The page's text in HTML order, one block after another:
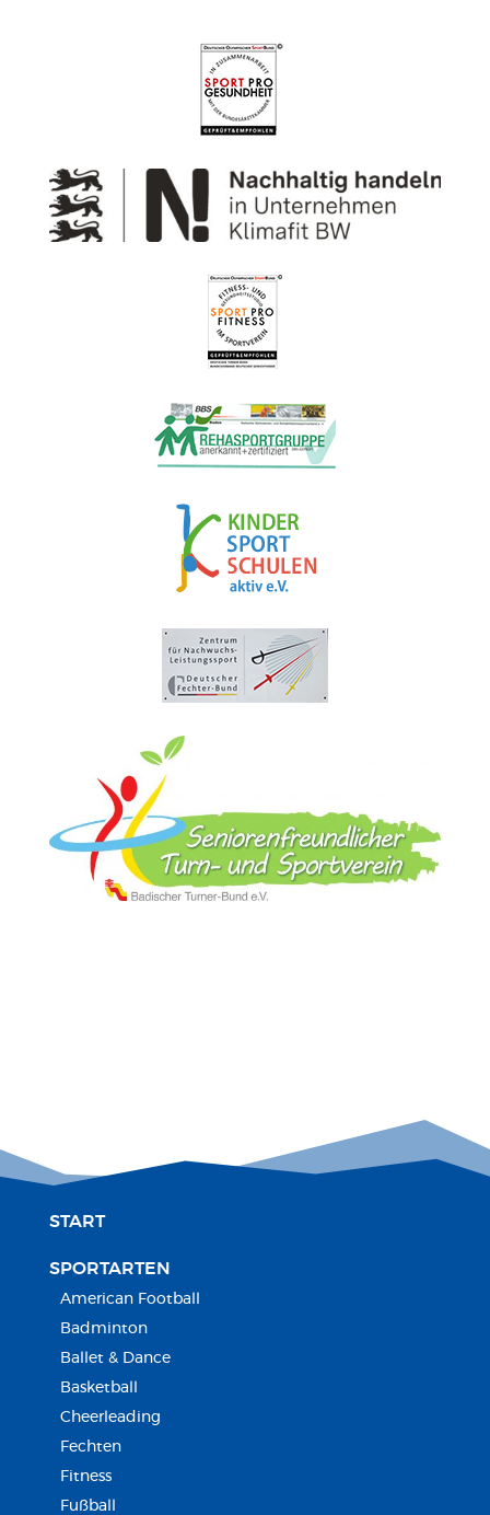
START
SPORTARTEN
American Football
Badminton
Ballet & Dance
Basketball
Cheerleading
Fechten
Fitness
Fußball